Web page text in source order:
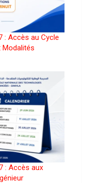
: Accès au Cycle
Modalités
: Accès aux